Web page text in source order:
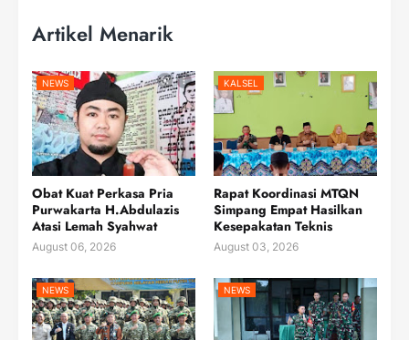
Artikel Menarik
NEWS
Obat Kuat Perkasa Pria
Purwakarta H.Abdulazis
Atasi Lemah Syahwat
August 06, 2026
KALSEL
Rapat Koordinasi MTQN
Simpang Empat Hasilkan
Kesepakatan Teknis
August 03, 2026
NEWS NEWS